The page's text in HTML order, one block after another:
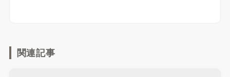
関連記事